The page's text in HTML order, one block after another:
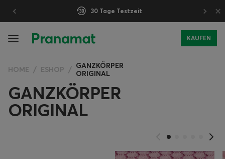
30 Tage Testzeit ×
KAUFEN
HOME ESHOP
GANZKÖRPER
ORIGINAL
GANZKÖRPER
ORIGINAL